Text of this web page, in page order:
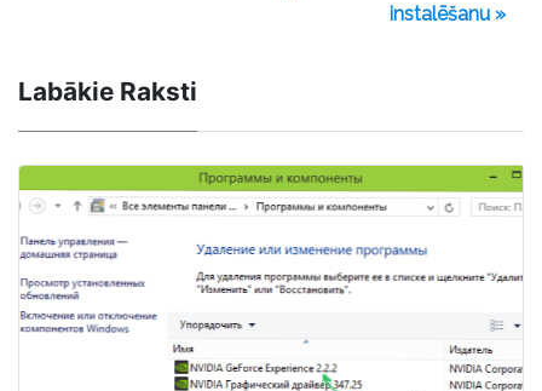
instalēšanu »
Labākie Raksti